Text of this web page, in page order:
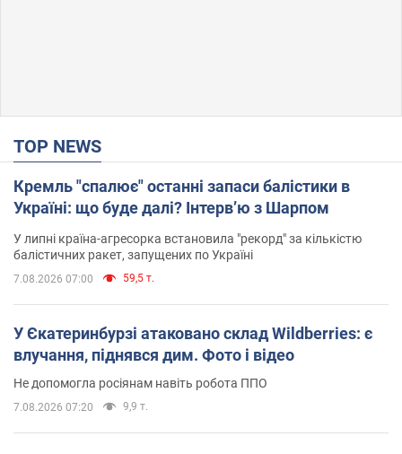
TOP NEWS
Кремль "спалює" останні запаси балістики в
Україні: що буде далі? Інтерв’ю з Шарпом
У липні країна-агресорка встановила "рекорд" за кількістю
балістичних ракет, запущених по Україні
7.08.2026 07:00 59,5 т.
У Єкатеринбурзі атаковано склад Wildberries: є
влучання, піднявся дим. Фото і відео
Не допомогла росіянам навіть робота ППО
7.08.2026 07:20 9,9 т.